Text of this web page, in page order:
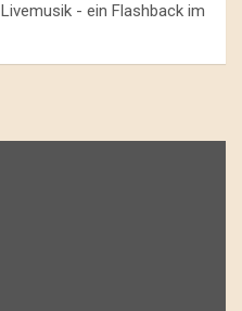
- ein Flashback im